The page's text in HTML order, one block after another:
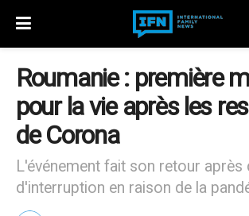
Roumanie : première
pour la vie après les
de Corona
L'événement fait son retour après
d'interruption en raison de la